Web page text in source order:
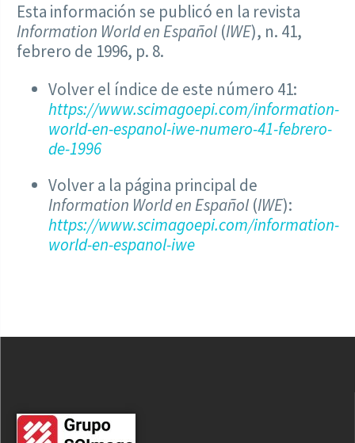
Esta información se publicó en la revista
Information World en Español (IWE), n. 41,
febrero de 1996, p. 8.
Volver el índice de este número 41:
https://www.scimagoepi.com/information-
world-en-espanol-iwe-numero-41-febrero-
de-1996
Volver a la página principal de
Information World en Español (IWE):
https://www.scimagoepi.com/information-
world-en-espanol-iwe